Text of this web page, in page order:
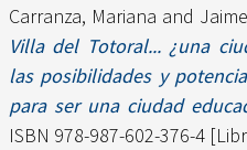
Carranza, Mariana and
Villa del Totoral... ¿una
las posibilidades y
para ser una ciudad
ISBN 978-987-602-376-4